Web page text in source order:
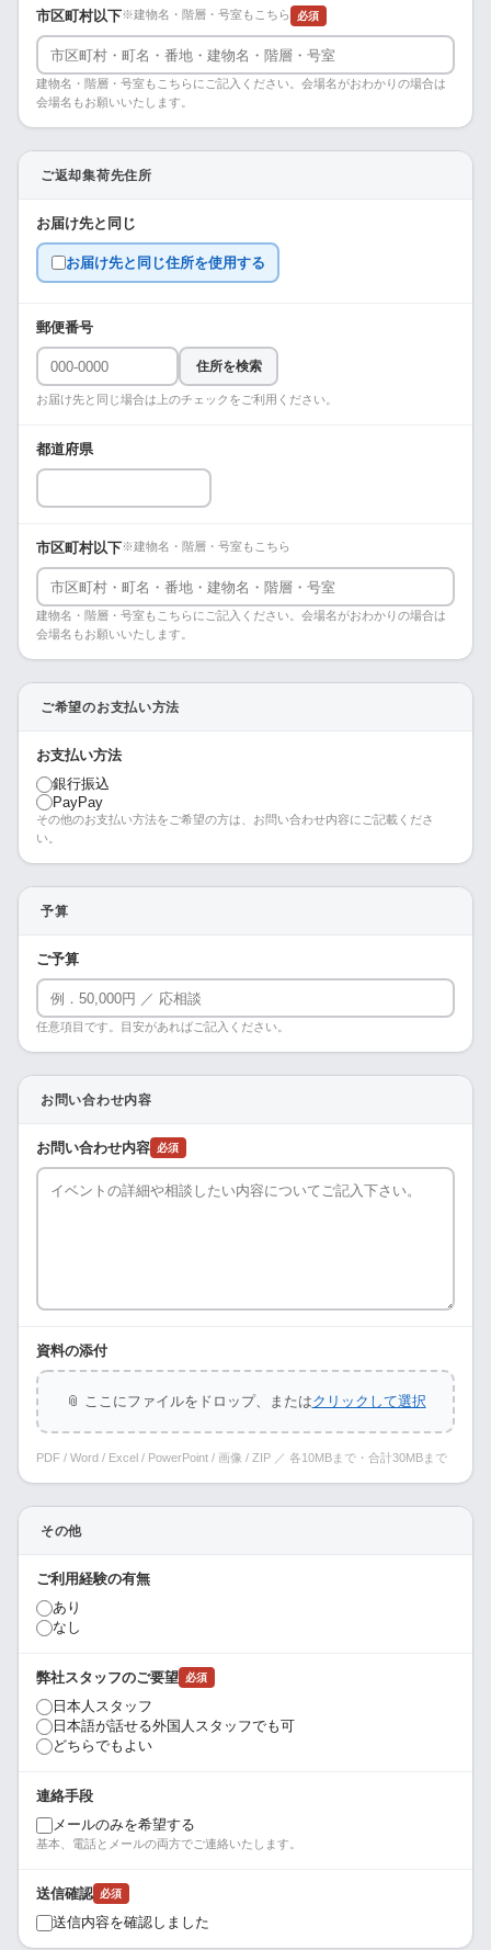
市区町村以下※建物名・階層・号室もこちら 必須
建物名・階層・号室もこちらにご記入ください。会場名がおわかりの場合は
会場名もお願いいたします。
ご返却集荷先住所
お届け先と同じ
お届け先と同じ住所を使用する
郵便番号
住所を検索
お届け先と同じ場合は上のチェックをご利用ください。
都道府県
市区町村以下※建物名・階層・号室もこちら
建物名・階層・号室もこちらにご記入ください。会場名がおわかりの場合は
会場名もお願いいたします。
ご希望のお支払い方法
お支払い方法
銀行振込
PayPay
その他のお支払い方法をご希望の方は、お問い合わせ内容にご記載くださ
い。
予算
ご予算
任意項目です。目安があればご記入ください。
お問い合わせ内容
お問い合わせ内容 必須
資料の添付
📎 ここにファイルをドロップ、またはクリックして選択
PDF / Word / Excel / PowerPoint / 画像 / ZIP ／ 各10MBまで・合計30MBまで
その他
ご利用経験の有無
あり
なし
弊社スタッフのご要望 必須
日本人スタッフ
日本語が話せる外国人スタッフでも可
どちらでもよい
連絡手段
メールのみを希望する
基本、電話とメールの両方でご連絡いたします。
送信確認 必須
送信内容を確認しました